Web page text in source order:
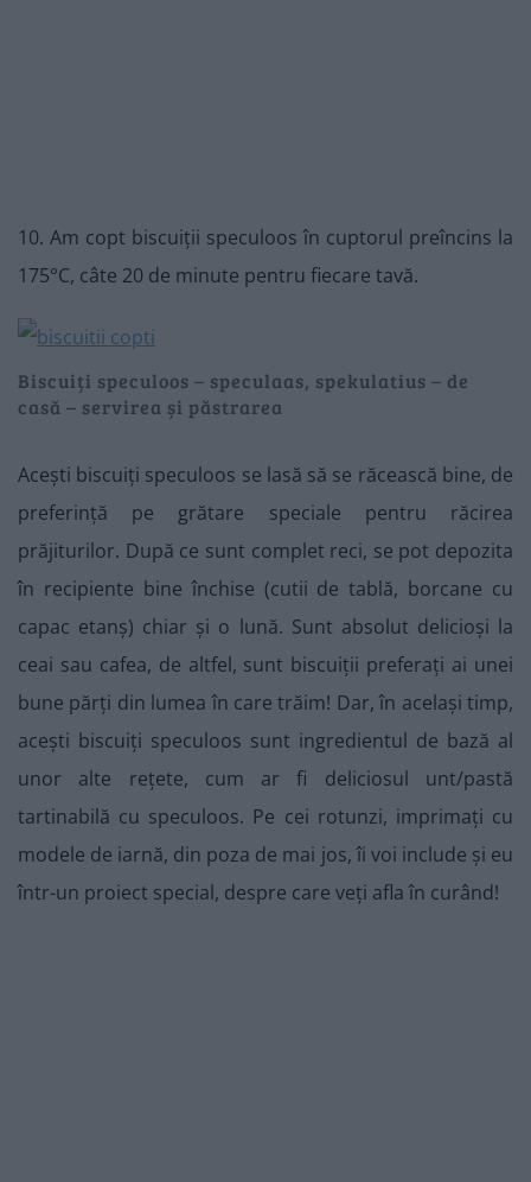
10. Am copt biscuiții speculoos în cuptorul preîncins la
175°C, câte 20 de minute pentru fiecare tavă.
Biscuiți speculoos – speculaas, spekulatius – de
casă – servirea și păstrarea
Acești biscuiți speculoos se lasă să se răcească bine, de
preferință pe grătare speciale pentru răcirea
prăjiturilor. După ce sunt complet reci, se pot depozita
în recipiente bine închise (cutii de tablă, borcane cu
capac etanș) chiar și o lună. Sunt absolut delicioși la
ceai sau cafea, de altfel, sunt biscuiții preferați ai unei
bune părți din lumea în care trăim! Dar, în același timp,
acești biscuiți speculoos sunt ingredientul de bază al
unor alte rețete, cum ar fi deliciosul unt/pastă
tartinabilă cu speculoos. Pe cei rotunzi, imprimați cu
modele de iarnă, din poza de mai jos, îi voi include și eu
într-un proiect special, despre care veți afla în curând!